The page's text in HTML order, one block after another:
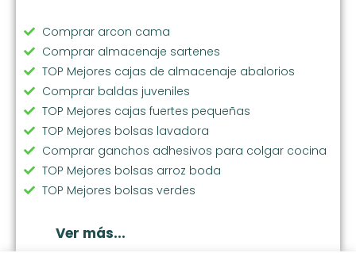
Comprar arcon cama
Comprar almacenaje sartenes
TOP Mejores cajas de almacenaje abalorios
Comprar baldas juveniles
TOP Mejores cajas fuertes pequeñas
TOP Mejores bolsas lavadora
Comprar ganchos adhesivos para colgar cocina
TOP Mejores bolsas arroz boda
TOP Mejores bolsas verdes
Comprar bolsas ecologicas compra
Ver más...